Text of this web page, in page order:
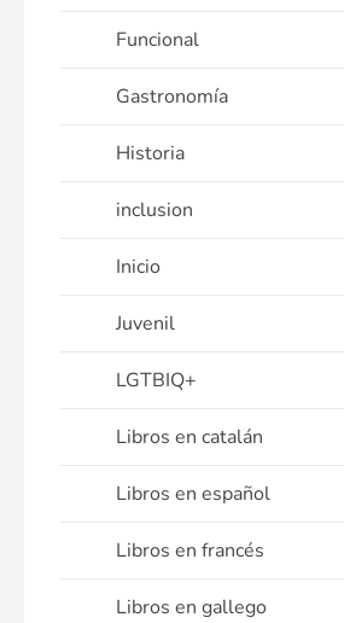
Funcional
Gastronomía
Historia
inclusion
Inicio
Juvenil
LGTBIQ+
Libros en catalán
Libros en español
Libros en francés
Libros en gallego